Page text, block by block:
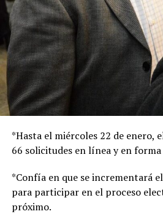
*Hasta el miércoles 22 de enero,
66 solicitudes en línea y en
*Confía en que se incrementará
para participar en el proceso
próximo.